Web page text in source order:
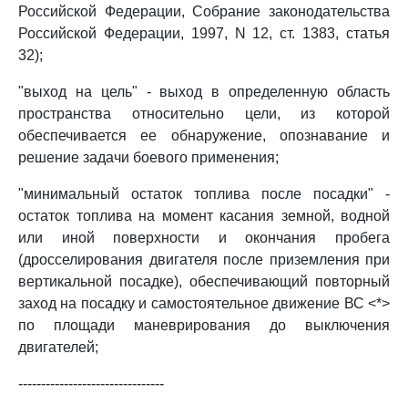
Российской Федерации, Собрание законодательства
Российской Федерации, 1997, N 12, ст. 1383, статья
32);
"выход на цель" - выход в определенную область
пространства относительно цели, из которой
обеспечивается ее обнаружение, опознавание и
решение задачи боевого применения;
"минимальный остаток топлива после посадки" -
остаток топлива на момент касания земной, водной
или иной поверхности и окончания пробега
(дросселирования двигателя после приземления при
вертикальной посадке), обеспечивающий повторный
заход на посадку и самостоятельное движение ВС <*>
по площади маневрирования до выключения
двигателей;
--------------------------------